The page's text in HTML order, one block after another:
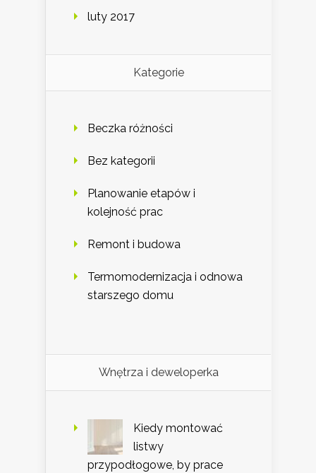
luty 2017
Kategorie
Beczka różności
Bez kategorii
Planowanie etapów i
kolejność prac
Remont i budowa
Termomodernizacja i odnowa
starszego domu
Wnętrza i deweloperka
Kiedy montować
listwy
przypodłogowe, by prace